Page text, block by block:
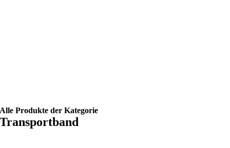
Alle Produkte der Kategorie
Transportband